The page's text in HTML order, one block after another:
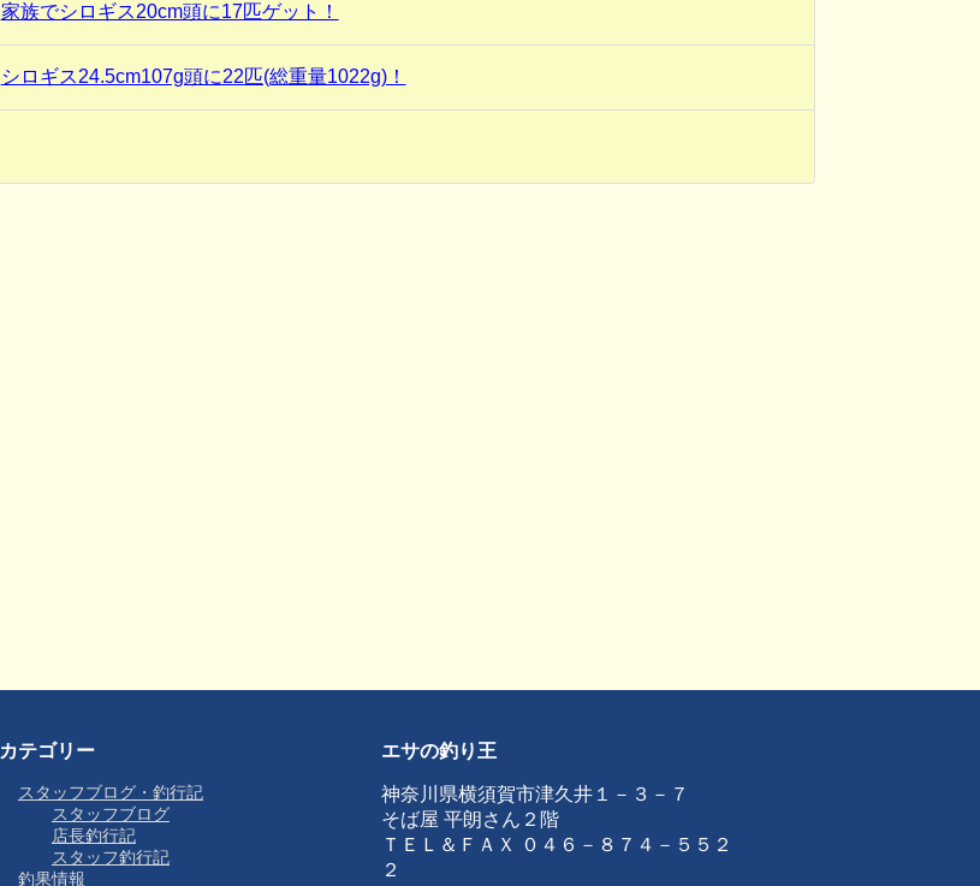
家族でシロギス20cm頭に17匹ゲット！
シロギス24.5cm107g頭に22匹(総重量1022g)！
カテゴリー
スタッフブログ・釣行記
スタッフブログ
店長釣行記
スタッフ釣行記
釣果情報
エサの釣り王
神奈川県横須賀市津久井１－３－７
そば屋 平朗さん２階
ＴＥＬ＆ＦＡＸ ０４６－８７４－５５２
２